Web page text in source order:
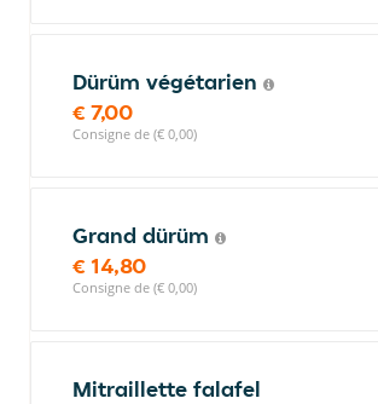
Dürüm végétarien
€ 7,00
Consigne de (€ 0,00)
Grand dürüm
€ 14,80
Consigne de (€ 0,00)
Mitraillette falafel